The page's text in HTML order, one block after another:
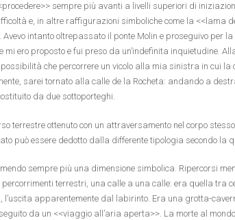
sempre più avanti a livelli superiori di
e, in altre raffigurazioni simboliche come la <<lama
intanto oltrepassato il ponte Molin e proseguivo per
mi ero proposto e fui preso da un’indefinita inquietudine.
che percorrere un vicolo alla mia sinistra in cui
sarei tornato alla calle de la Rocheta: andando a
da due sottoporteghi.
terrestre ottenuto con un attraversamento nel corpo
può essere dedotto dalla differente tipologia secondo la
sempre più una dimensione simbolica. Ripercorsi
percorrimenti terrestri, una calle a una calle: era quella tra
l’uscita apparentemente dal labirinto. Era una grotta-
da un <<viaggio all’aria aperta>>. La morte al